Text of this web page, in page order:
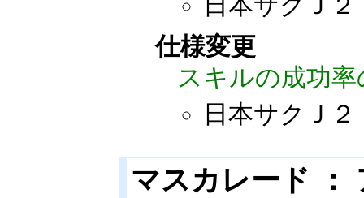
仕様変更
スキルの成功
日本サクＪ２
マスカレード ：